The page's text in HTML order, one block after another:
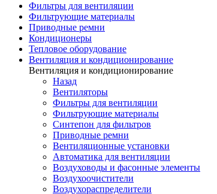
Фильтры для вентиляции
Фильтрующие материалы
Приводные ремни
Кондиционеры
Тепловое оборудование
Вентиляция и кондиционирование
Вентиляция и кондиционирование
Назад
Вентиляторы
Фильтры для вентиляции
Фильтрующие материалы
Синтепон для фильтров
Приводные ремни
Вентиляционные установки
Автоматика для вентиляции
Воздуховоды и фасонные элементы
Воздухоочистители
Воздухораспределители